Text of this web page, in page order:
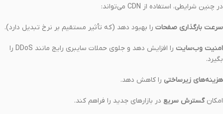
در چنین شرایطی، استفاده از CDN می‌تواند:
سرعت بارگذاری صفحات را بهبود دهد (که تأثیر مستقیم بر نرخ تبدیل دارد).
امنیت وب‌سایت
را افزایش دهد و جلوی حملات سایبری رایج مانند DDoS را
بگیرد.
هزینه‌های زیرساختی را کاهش دهد.
امکانگسترش سریع در بازارهای جدید را فراهم کند.